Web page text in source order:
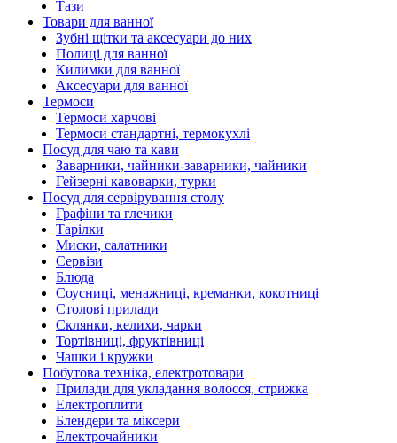
Тази
Товари для ванної
Зубні щітки та аксесуари до них
Полиці для ванної
Килимки для ванної
Аксесуари для ванної
Термоси
Термоси харчові
Термоси стандартні, термокухлі
Посуд для чаю та кави
Заварники, чайники-заварники, чайники
Гейзерні кавоварки, турки
Посуд для сервірування столу
Графіни та глечики
Тарілки
Миски, салатники
Сервізи
Блюда
Соусниці, менажниці, креманки, кокотниці
Столові прилади
Склянки, келихи, чарки
Тортівниці, фруктівниці
Чашки і кружки
Побутова техніка, електротовари
Прилади для укладання волосся, стрижка
Електроплити
Блендери та міксери
Електрочайники